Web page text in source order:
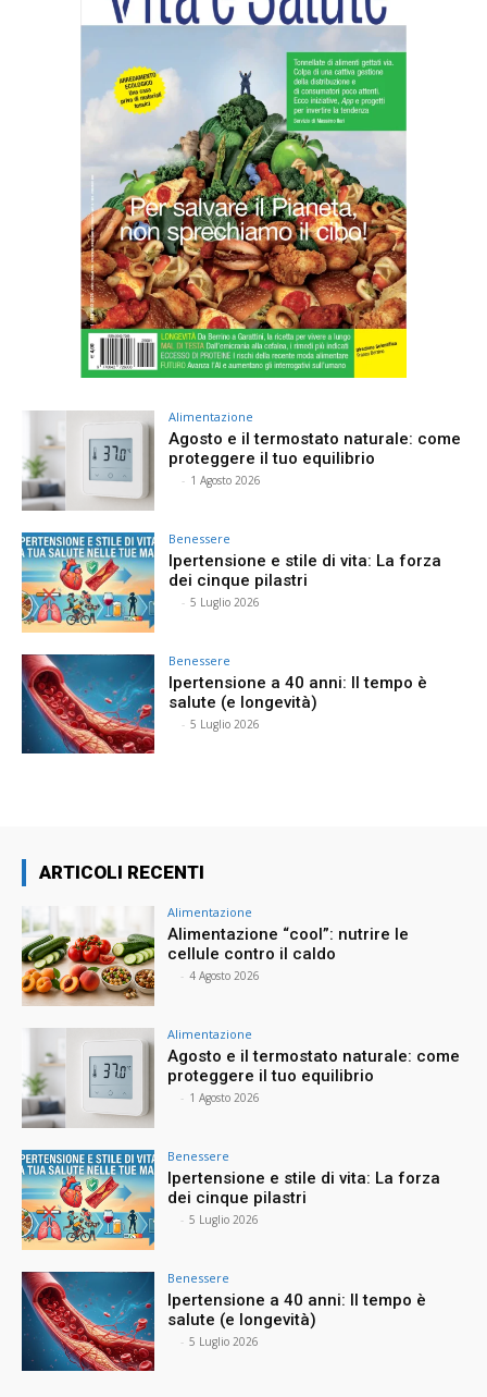
Alimentazione
Agosto e il termostato naturale: come
proteggere il tuo equilibrio
- 1 Agosto 2026
Benessere
Ipertensione e stile di vita: La forza
dei cinque pilastri
- 5 Luglio 2026
Benessere
Ipertensione a 40 anni: Il tempo è
salute (e longevità)
- 5 Luglio 2026
ARTICOLI RECENTI
Alimentazione
Alimentazione “cool”: nutrire le
cellule contro il caldo
- 4 Agosto 2026
Alimentazione
Agosto e il termostato naturale: come
proteggere il tuo equilibrio
- 1 Agosto 2026
Benessere
Ipertensione e stile di vita: La forza
dei cinque pilastri
- 5 Luglio 2026
Benessere
Ipertensione a 40 anni: Il tempo è
salute (e longevità)
- 5 Luglio 2026